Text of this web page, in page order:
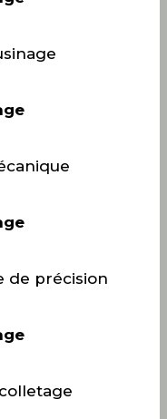
de précision